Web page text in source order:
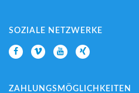
SOZIALE NETZWERKE
ZAHLUNGSMÖGLICHKEITEN